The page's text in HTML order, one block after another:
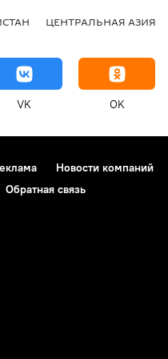
ЦЕНТРАЛЬНАЯ АЗИЯ
VK OK
Новости компаний
Обратная связь